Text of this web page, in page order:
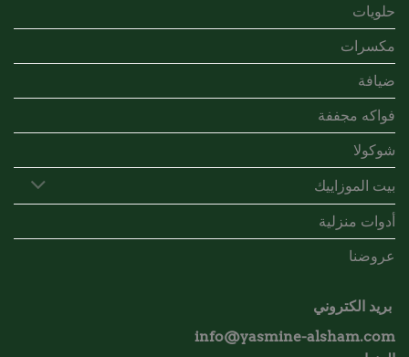
حلويات
مكسرات
ضيافة
فواكه مجففة
شوكولا
بيت الموزاييك
أدوات منزلية
عروضنا
بريد الكتروني
info@yasmine-alsham.com